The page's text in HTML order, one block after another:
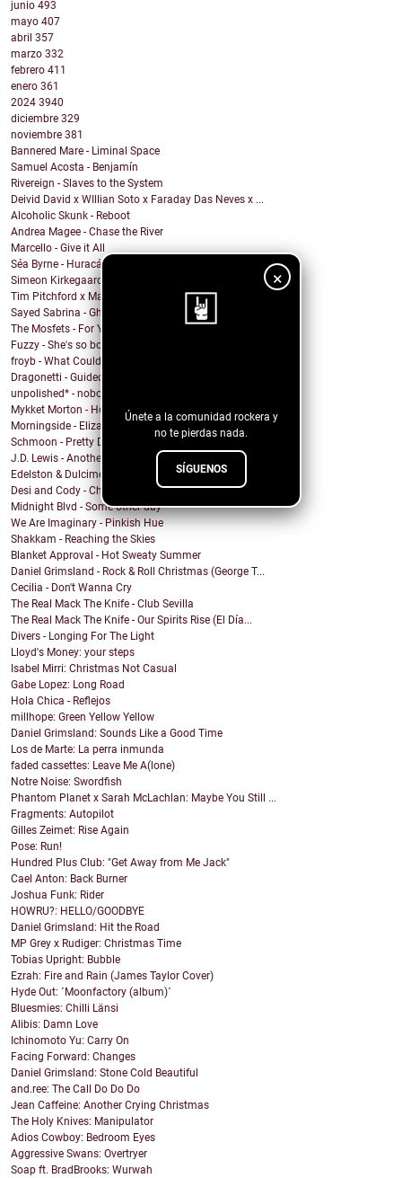
×
Únete a la comunidad rockera y
no te pierdas nada.
SÍGUENOS
junio 493
mayo 407
abril 357
marzo 332
febrero 411
enero 361
2024 3940
diciembre 329
noviembre 381
Bannered Mare - Liminal Space
Samuel Acosta - Benjamín
Rivereign - Slaves to the System
Deivid David x WIllian Soto x Faraday Das Neves x ...
Alcoholic Skunk - Reboot
Andrea Magee - Chase the River
Marcello - Give it All
Séa Byrne - Huracán
Simeon Kirkegaard - If Only
Tim Pitchford x Markus Ganahl - Before It Began
Sayed Sabrina - Ghosts
The Mosfets - For You
Fuzzy - She's so bored
froyb - What Could I Do To Deserve You?
Dragonetti - Guided by Stars
unpolished* - nobody knows
Mykket Morton - Home
Morningside - Elizabeth
Schmoon - Pretty Darn Pretty
J.D. Lewis - Another Life
Edelston & Dulcimer - Call Me (Blondie Cover)
Desi and Cody - Chanticleer
Midnight Blvd - Some other day
We Are Imaginary - Pinkish Hue
Shakkam - Reaching the Skies
Blanket Approval - Hot Sweaty Summer
Daniel Grimsland - Rock & Roll Christmas (George T...
Cecilia - Don't Wanna Cry
The Real Mack The Knife - Club Sevilla
The Real Mack The Knife - Our Spirits Rise (El Día...
Divers - Longing For The Light
Lloyd's Money: your steps
Isabel Mirri: Christmas Not Casual
Gabe Lopez: Long Road
Hola Chica - Reflejos
millhope: Green Yellow Yellow
Daniel Grimsland: Sounds Like a Good Time
Los de Marte: La perra inmunda
faded cassettes: Leave Me A(lone)
Notre Noise: Swordfish
Phantom Planet x Sarah McLachlan: Maybe You Still ...
Fragments: Autopilot
Gilles Zeimet: Rise Again
Pose: Run!
Hundred Plus Club: "Get Away from Me Jack"
Cael Anton: Back Burner
Joshua Funk: Rider
HOWRU?: HELLO/GOODBYE
Daniel Grimsland: Hit the Road
MP Grey x Rudiger: Christmas Time
Tobias Upright: Bubble
Ezrah: Fire and Rain (James Taylor Cover)
Hyde Out: ´Moonfactory (album)´
Bluesmies: Chilli Länsi
Alibis: Damn Love
Ichinomoto Yu: Carry On
Facing Forward: Changes
Daniel Grimsland: Stone Cold Beautiful
and.ree: The Call Do Do Do
Jean Caffeine: Another Crying Christmas
The Holy Knives: Manipulator
Adios Cowboy: Bedroom Eyes
Aggressive Swans: Overtryer
Soap ft. BradBrooks: Wurwah